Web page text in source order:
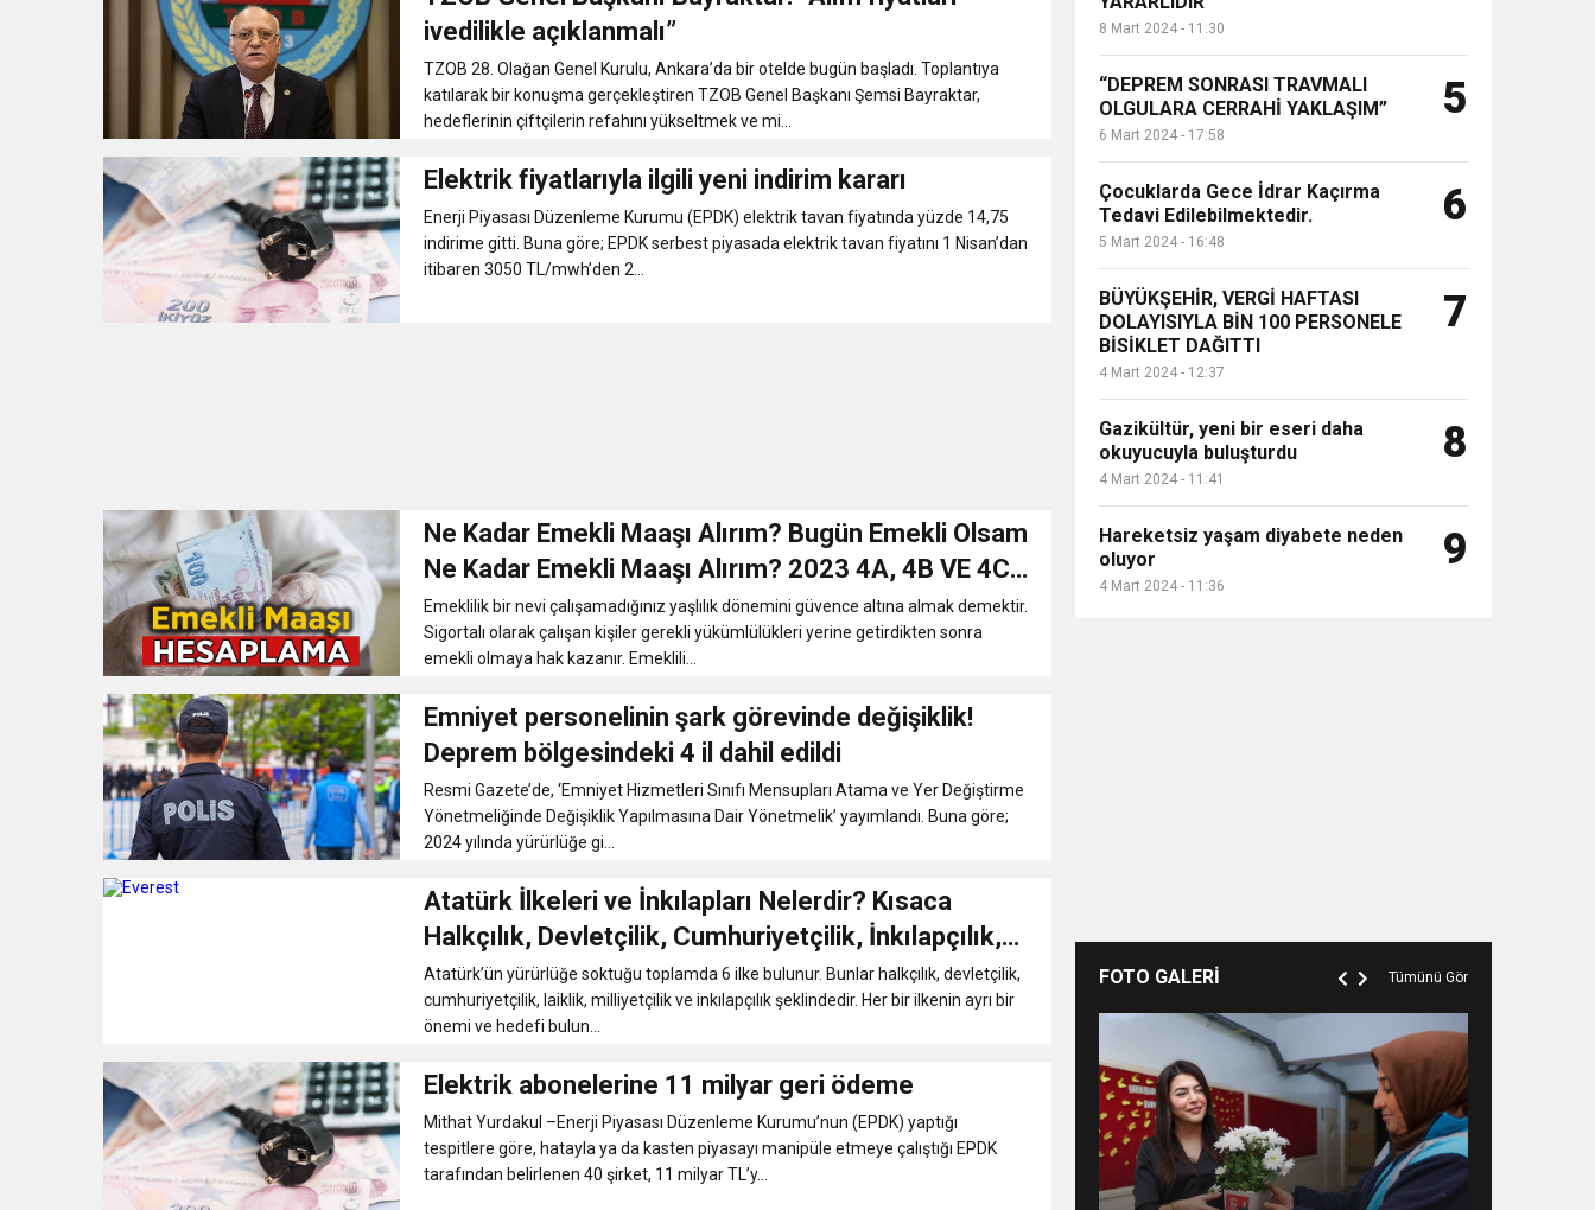
ivedilikle açıklanmalı”
TZOB 28. Olağan Genel Kurulu, Ankara’da bir otelde bugün başladı. Toplantıya
katılarak bir konuşma gerçekleştiren TZOB Genel Başkanı Şemsi Bayraktar,
hedeflerinin çiftçilerin refahını yükseltmek ve mi...
Elektrik fiyatlarıyla ilgili yeni indirim kararı
Enerji Piyasası Düzenleme Kurumu (EPDK) elektrik tavan fiyatında yüzde 14,75
indirime gitti. Buna göre; EPDK serbest piyasada elektrik tavan fiyatını 1 Nisan’dan
itibaren 3050 TL/mwh’den 2...
Ne Kadar Emekli Maaşı Alırım? Bugün Emekli Olsam
Ne Kadar Emekli Maaşı Alırım? 2023 4A, 4B VE 4C
Emekli Maaşı ve Emeklilik Yaşı Hesaplama
Emeklilik bir nevi çalışamadığınız yaşlılık dönemini güvence altına almak demektir.
Sigortalı olarak çalışan kişiler gerekli yükümlülükleri yerine getirdikten sonra
emekli olmaya hak kazanır. Emeklili...
Emniyet personelinin şark görevinde değişiklik!
Deprem bölgesindeki 4 il dahil edildi
Resmi Gazete’de, ‘Emniyet Hizmetleri Sınıfı Mensupları Atama ve Yer Değiştirme
Yönetmeliğinde Değişiklik Yapılmasına Dair Yönetmelik’ yayımlandı. Buna göre;
2024 yılında yürürlüğe gi...
Atatürk İlkeleri ve İnkılapları Nelerdir? Kısaca
Halkçılık, Devletçilik, Cumhuriyetçilik, İnkılapçılık,
Milliyetçilik Nedir?
Atatürk’ün yürürlüğe soktuğu toplamda 6 ilke bulunur. Bunlar halkçılık, devletçilik,
cumhuriyetçilik, laiklik, milliyetçilik ve inkılapçılık şeklindedir. Her bir ilkenin ayrı bir
önemi ve hedefi bulun...
Elektrik abonelerine 11 milyar geri ödeme
Mithat Yurdakul –Enerji Piyasası Düzenleme Kurumu’nun (EPDK) yaptığı
tespitlere göre, hatayla ya da kasten piyasayı manipüle etmeye çalıştığı EPDK
tarafından belirlenen 40 şirket, 11 milyar TL’y...
8 Mart 2024 - 11:30
“DEPREM SONRASI TRAVMALI
OLGULARA CERRAHİ YAKLAŞIM”
6 Mart 2024 - 17:58
5
Çocuklarda Gece İdrar Kaçırma
Tedavi Edilebilmektedir.
5 Mart 2024 - 16:48
6
BÜYÜKŞEHİR, VERGİ HAFTASI
DOLAYISIYLA BİN 100 PERSONELE
BİSİKLET DAĞITTI
4 Mart 2024 - 12:37
7
Gazikültür, yeni bir eseri daha
okuyucuyla buluşturdu
4 Mart 2024 - 11:41
8
Hareketsiz yaşam diyabete neden
oluyor
4 Mart 2024 - 11:36
9
FOTO GALERİ Tümünü Gör